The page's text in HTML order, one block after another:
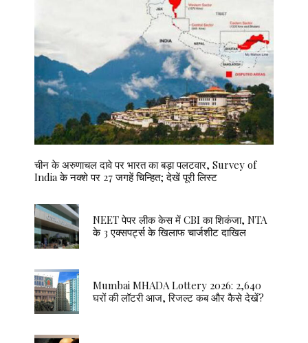
चीन के अरुणाचल दावे पर भारत का बड़ा पलटवार, Survey of
India के नक्शे पर 27 जगहें चिन्हित; देखें पूरी लिस्ट
NEET पेपर लीक केस में CBI का शिकंजा, NTA
के 3 एक्सपर्ट्स के खिलाफ चार्जशीट दाखिल
Mumbai MHADA Lottery 2026: 2,640
घरों की लॉटरी आज, रिजल्ट कब और कैसे देखें?